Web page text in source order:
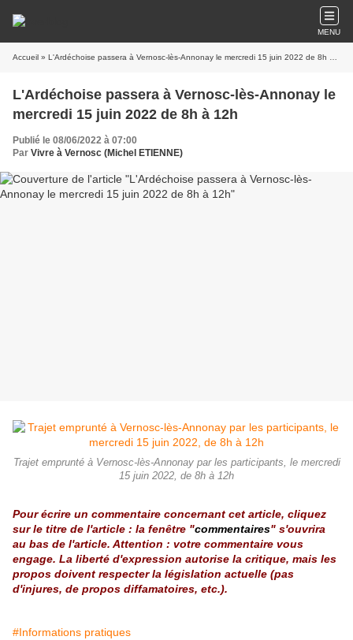
MENU
Accueil » L'Ardéchoise passera à Vernosc-lès-Annonay le mercredi 15 juin 2022 de 8h à 12h
L'Ardéchoise passera à Vernosc-lès-Annonay le
mercredi 15 juin 2022 de 8h à 12h
Publié le 08/06/2022 à 07:00
Par Vivre à Vernosc (Michel ETIENNE)
Trajet emprunté à Vernosc-lès-Annonay par les participants, le mercredi
15 juin 2022, de 8h à 12h
Pour écrire un commentaire concernant cet article, cliquez
sur le titre de l'article : la fenêtre "commentaires" s'ouvrira
au bas de l'article. Attention : votre commentaire vous
engage. La liberté d'expression autorise la critique, mais les
propos doivent respecter la législation actuelle (pas
d'injures, de propos diffamatoires, etc.).
#Informations pratiques